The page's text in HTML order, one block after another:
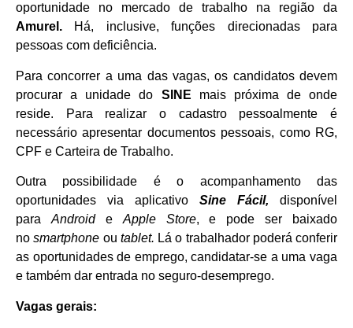
oportunidade no mercado de trabalho na região da
Amurel. Há, inclusive, funções direcionadas para
pessoas com deficiência.
Para concorrer a uma das vagas, os candidatos devem
procurar a unidade do SINE mais próxima de onde
reside. Para realizar o cadastro pessoalmente é
necessário apresentar documentos pessoais, como RG,
CPF e Carteira de Trabalho.
Outra possibilidade é o acompanhamento das
oportunidades via aplicativo Sine Fácil, disponível
para Androide Apple Store, e pode ser baixado
nosmartphone ou tablet. Lá o trabalhador poderá conferir
as oportunidades de emprego, candidatar-se a uma vaga
e também dar entrada no seguro-desemprego.
Vagas gerais: